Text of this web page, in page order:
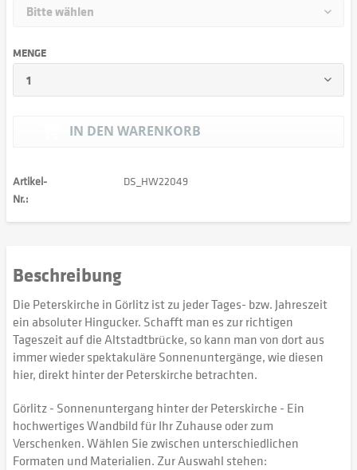
MENGE
IN DEN WARENKORB
Artikel-
Nr.:
DS_HW22049
Beschreibung
Die Peterskirche in Görlitz ist zu jeder Tages- bzw. Jahreszeit
ein absoluter Hingucker. Schafft man es zur richtigen
Tageszeit auf die Altstadtbrücke, so kann man von dort aus
immer wieder spektakuläre Sonnenuntergänge, wie diesen
hier, direkt hinter der Peterskirche betrachten.
Görlitz - Sonnenuntergang hinter der Peterskirche - Ein
hochwertiges Wandbild für Ihr Zuhause oder zum
Verschenken. Wählen Sie zwischen unterschiedlichen
Formaten und Materialien. Zur Auswahl stehen: